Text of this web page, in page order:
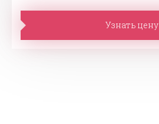
Узнать цену